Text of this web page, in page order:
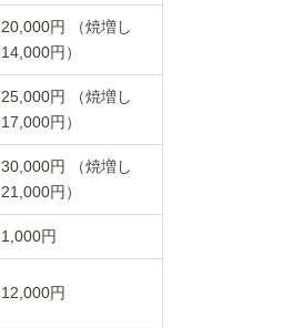
20,000円
（焼増し
14,000円）
25,000円
（焼増し
17,000円）
30,000円
（焼増し
21,000円）
1,000円
12,000円